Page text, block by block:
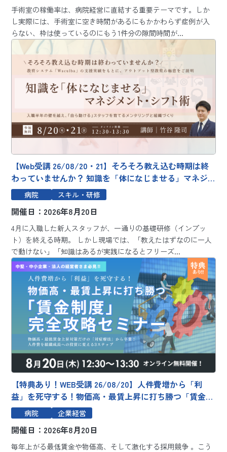
手術室の稼働率は、病院経営に直結する重要テーマです。しか
し実際には、手術室に空き時間があるにもかかわらず症例が入
らない、枠は使っているのにもう1件分の隙間時間が...
【Web受講 26/08/20・21】そろそろ教え込む時期は終
わっていませんか？ 知識を「体になじませる」マネジ
メント・シフト術～入職半年の壁を越え、「自ら動け
る」スタッフを育てるメンタリングと組織づくり～
病院 スキル・研修
開催日：2026年8月20日
4月に入職した新人スタッフが、一通りの基礎研修（インプッ
ト）を終える時期。 しかし現場では、「教えたはずなのに一人
で動けない」「知識はあるが実践になるとフリーズ...
【特典あり！WEB受講 26/08/20】人件費増から「利
益」を死守する！物価高・最賃上昇に打ち勝つ「賃金制
度」完全攻略セミナー ～物価高・最低賃金上昇対策だ
けの「対症療法」から卒業！人件費を組織成長への投資
に変える3ステップ～
病院 企業経営
開催日：2026年8月20日
毎年上がる最低賃金や物価高、そして激化する採用競争 。こう